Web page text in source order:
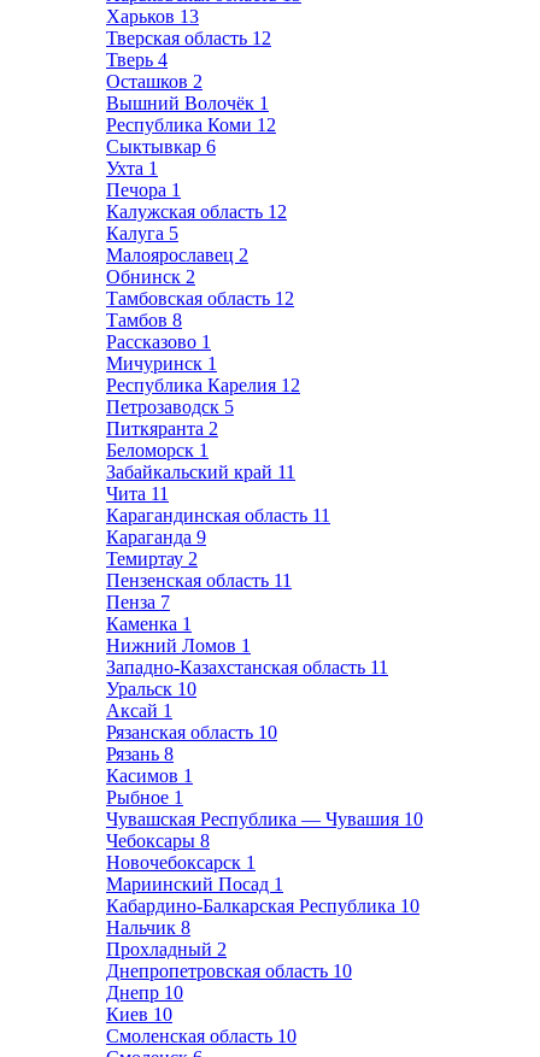
Харьков 13
Тверская область 12
Тверь 4
Осташков 2
Вышний Волочёк 1
Республика Коми 12
Сыктывкар 6
Ухта 1
Печора 1
Калужская область 12
Калуга 5
Малоярославец 2
Обнинск 2
Тамбовская область 12
Тамбов 8
Рассказово 1
Мичуринск 1
Республика Карелия 12
Петрозаводск 5
Питкяранта 2
Беломорск 1
Забайкальский край 11
Чита 11
Карагандинская область 11
Караганда 9
Темиртау 2
Пензенская область 11
Пенза 7
Каменка 1
Нижний Ломов 1
Западно-Казахстанская область 11
Уральск 10
Аксай 1
Рязанская область 10
Рязань 8
Касимов 1
Рыбное 1
Чувашская Республика — Чувашия 10
Чебоксары 8
Новочебоксарск 1
Мариинский Посад 1
Кабардино-Балкарская Республика 10
Нальчик 8
Прохладный 2
Днепропетровская область 10
Днепр 10
Киев 10
Смоленская область 10